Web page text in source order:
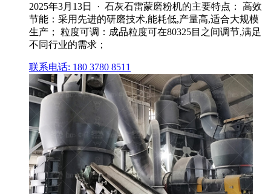
2025年3月13日 · 石灰石雷蒙磨粉机的主要特点： 高效
节能：采用先进的研磨技术,能耗低,产量高,适合大规模
生产； 粒度可调：成品粒度可在80325目之间调节,满足
不同行业的需求；
联系电话: 180 3780 8511